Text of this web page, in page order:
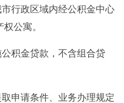
行政区域内经公积金中心
公寓。
积金贷款，不含组合贷
申请条件、业务办理规定